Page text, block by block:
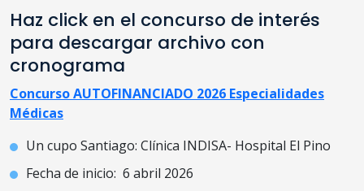
Haz click en el concurso de interés
para descargar archivo con
cronograma
Concurso AUTOFINANCIADO 2026 Especialidades
Médicas
Un cupo Santiago: Clínica INDISA- Hospital El Pino
Fecha de inicio: 6 abril 2026